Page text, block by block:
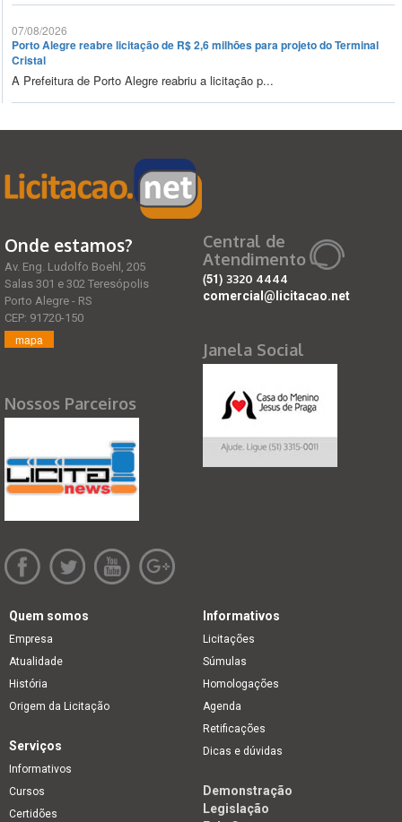
07/08/2026
Porto Alegre reabre licitação de R$ 2,6 milhões para projeto do Terminal
Cristal
A Prefeitura de Porto Alegre reabriu a licitação p...
Onde estamos?
Av. Eng. Ludolfo Boehl, 205
Salas 301 e 302 Teresópolis
Porto Alegre - RS
CEP: 91720-150
mapa
Nossos Parceiros
Central de
Atendimento
(51) 3320 4444
comercial@licitacao.net
Janela Social
Quem somos
Empresa
Atualidade
História
Origem da Licitação
Informativos
Licitações
Súmulas
Homologações
Agenda
Retificações
Dicas e dúvidas
Serviços
Informativos
Cursos
Certidões
Demonstração
Legislação